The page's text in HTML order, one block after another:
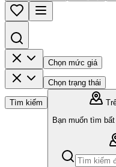
Chọn mức giá
Chọn trạng thái
Tìm kiếm
Bạn muốn tìm